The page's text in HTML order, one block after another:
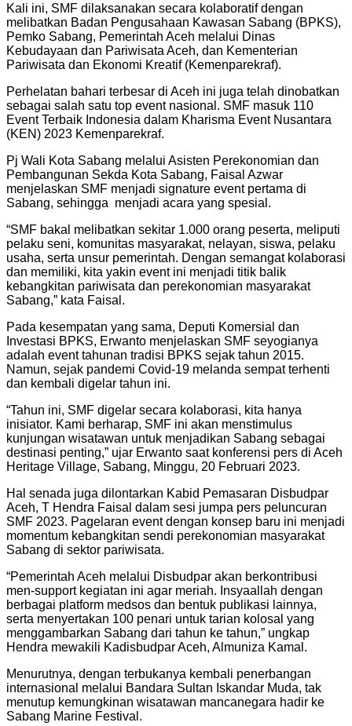
Kali ini, SMF dilaksanakan secara kolaboratif dengan
melibatkan Badan Pengusahaan Kawasan Sabang (BPKS),
Pemko Sabang, Pemerintah Aceh melalui Dinas
Kebudayaan dan Pariwisata Aceh, dan Kementerian
Pariwisata dan Ekonomi Kreatif (Kemenparekraf).
Perhelatan bahari terbesar di Aceh ini juga telah dinobatkan
sebagai salah satu top event nasional. SMF masuk 110
Event Terbaik Indonesia dalam Kharisma Event Nusantara
(KEN) 2023 Kemenparekraf.
Pj Wali Kota Sabang melalui Asisten Perekonomian dan
Pembangunan Sekda Kota Sabang, Faisal Azwar
menjelaskan SMF menjadi signature event pertama di
Sabang, sehingga menjadi acara yang spesial.
“SMF bakal melibatkan sekitar 1.000 orang peserta, meliputi
pelaku seni, komunitas masyarakat, nelayan, siswa, pelaku
usaha, serta unsur pemerintah. Dengan semangat kolaborasi
dan memiliki, kita yakin event ini menjadi titik balik
kebangkitan pariwisata dan perekonomian masyarakat
Sabang,” kata Faisal.
Pada kesempatan yang sama, Deputi Komersial dan
Investasi BPKS, Erwanto menjelaskan SMF seyogianya
adalah event tahunan tradisi BPKS sejak tahun 2015.
Namun, sejak pandemi Covid-19 melanda sempat terhenti
dan kembali digelar tahun ini.
“Tahun ini, SMF digelar secara kolaborasi, kita hanya
inisiator. Kami berharap, SMF ini akan menstimulus
kunjungan wisatawan untuk menjadikan Sabang sebagai
destinasi penting,” ujar Erwanto saat konferensi pers di Aceh
Heritage Village, Sabang, Minggu, 20 Februari 2023.
Hal senada juga dilontarkan Kabid Pemasaran Disbudpar
Aceh, T Hendra Faisal dalam sesi jumpa pers peluncuran
SMF 2023. Pagelaran event dengan konsep baru ini menjadi
momentum kebangkitan sendi perekonomian masyarakat
Sabang di sektor pariwisata.
“Pemerintah Aceh melalui Disbudpar akan berkontribusi
men-support kegiatan ini agar meriah. Insyaallah dengan
berbagai platform medsos dan bentuk publikasi lainnya,
serta menyertakan 100 penari untuk tarian kolosal yang
menggambarkan Sabang dari tahun ke tahun,” ungkap
Hendra mewakili Kadisbudpar Aceh, Almuniza Kamal.
Menurutnya, dengan terbukanya kembali penerbangan
internasional melalui Bandara Sultan Iskandar Muda, tak
menutup kemungkinan wisatawan mancanegara hadir ke
Sabang Marine Festival.